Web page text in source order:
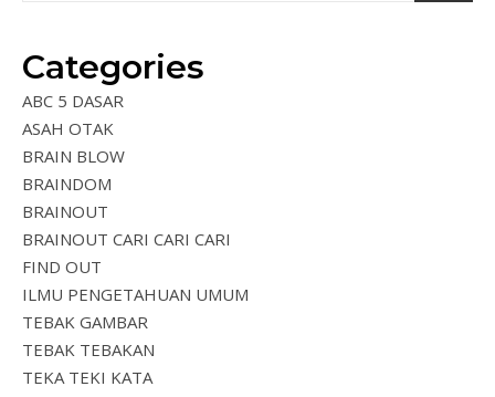
Categories
ABC 5 DASAR
ASAH OTAK
BRAIN BLOW
BRAINDOM
BRAINOUT
BRAINOUT CARI CARI CARI
FIND OUT
ILMU PENGETAHUAN UMUM
TEBAK GAMBAR
TEBAK TEBAKAN
TEKA TEKI KATA